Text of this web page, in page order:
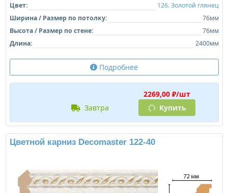
Цвет:
126. Золотой глянец
Ширина / Размер по потолку:
76мм
Высота / Размер по стене:
76мм
Длина:
2400мм
Подробнее
2269,00 ₽/шт
завтра
Купить
Цветной карниз Decomaster 122-40